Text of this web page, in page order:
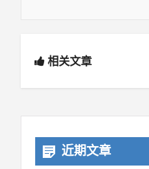
相关文章
近期文章